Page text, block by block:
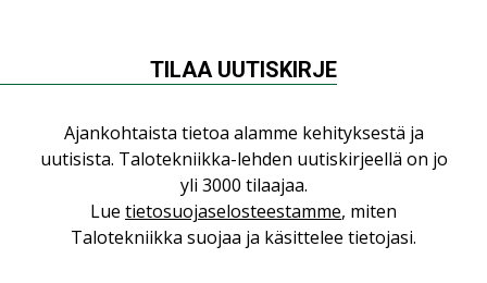
AJANKOHTAISTA
”Tulevat kilpailuedut syntyvät, kun
erilliset teknologiat tuodaan yhteen”
,TILAAJILLE
Puutteellinen eristys lisää lämpöhäviöitä
TILAA UUTISKIRJE
Ajankohtaista tietoa alamme kehityksestä ja
uutisista. Talotekniikka-lehden uutiskirjeellä on jo
yli 3000 tilaajaa.
Lue tietosuojaselosteestamme, miten
Talotekniikka suojaa ja käsittelee tietojasi.